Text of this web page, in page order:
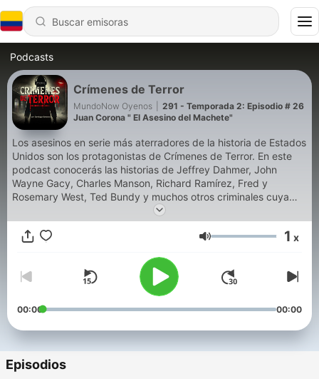
Podcasts
Crímenes de Terror
MundoNow Oyenos
291 - Temporada 2: Episodio # 26
Juan Corona " El Asesino del Machete"
Los asesinos en serie más aterradores de la historia de Estados
Unidos son los protagonistas de Crímenes de Terror. En este
podcast conocerás las historias de Jeffrey Dahmer, John
Wayne Gacy, Charles Manson, Richard Ramírez, Fred y
Rosemary West, Ted Bundy y muchos otros criminales cuya
maldad parece sacada de una película… pero fue real. Nos
adentramos en sus infancias, sus mentes retorcidas, y sus
motivaciones para cometer crímenes sanguinarios que
podcast explora el lado más oscuro de la condición humana.
¿Será que la realidad ya superó por mucho a la ficción?
Crímenes de Terror se adentrará a las vidas de estos hombres
y mujeres para conocer cómo fue su infancia, cuáles fueron
explicaremos por qué cometieron actos tan sanguinarios y
superó por mucho a la ficción?
Volumen 1 x
00:00 00:00
Episodios